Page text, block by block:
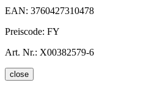
EAN: 3760427310478
Preiscode: FY
Art. Nr.: X00382579-6
close